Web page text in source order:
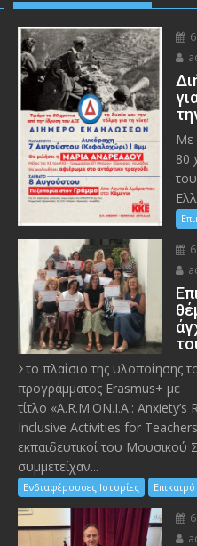
Με
80
Στο πλαίσιο της υλοποίησης
προγράμματος Erasmus+ με
τίτλο «A.R.M.ON.I.A.:
Inclusive Activities for
εκπαιδευτικοί του Μουσικού
συμμετείχαν...
Ενδιαφέρουσες Ιστορίες